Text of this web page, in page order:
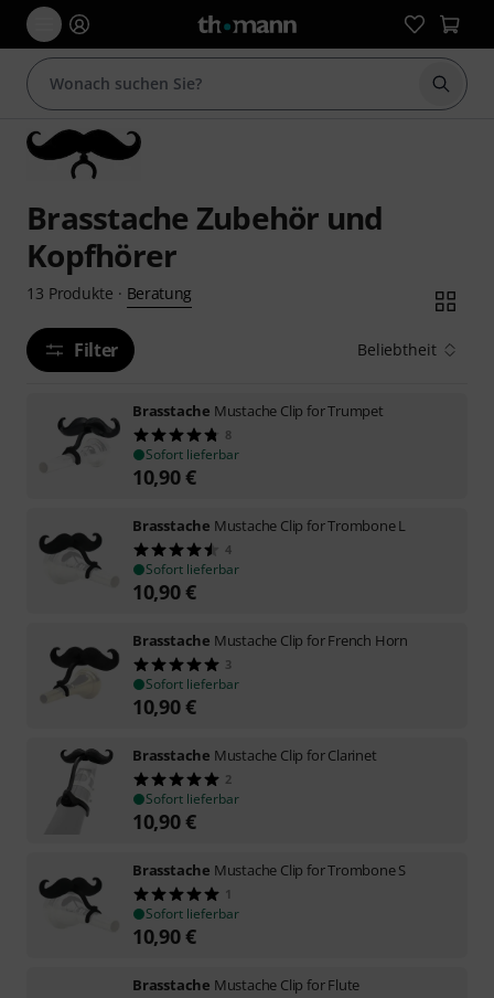
Suche
Brasstache Zubehör und
Kopfhörer
13 Produkte · Beratung
Filter Beliebtheit
Brasstache Mustache Clip for Trumpet
8
Sofort lieferbar
10,90€
Brasstache Mustache Clip for Trombone L
4
Sofort lieferbar
10,90€
Brasstache Mustache Clip for French Horn
3
Sofort lieferbar
10,90€
Brasstache Mustache Clip for Clarinet
2
Sofort lieferbar
10,90€
Brasstache Mustache Clip for Trombone S
1
Sofort lieferbar
10,90€
Brasstache Mustache Clip for Flute